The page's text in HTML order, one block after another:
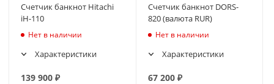
Счетчик банкнот Hitachi
iH-110
Нет в наличии
Характеристики
139 900 ₽
Счетчик банкнот DORS-
820 (валюта RUR)
Нет в наличии
Характеристики
67 200₽